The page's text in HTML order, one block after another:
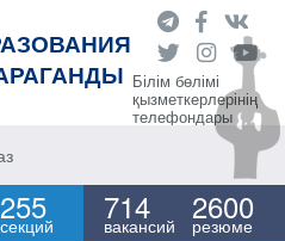
Білім бөлімі
қызметкерлерінің
телефондары
255
секций 714
вакансий 2600
резюме